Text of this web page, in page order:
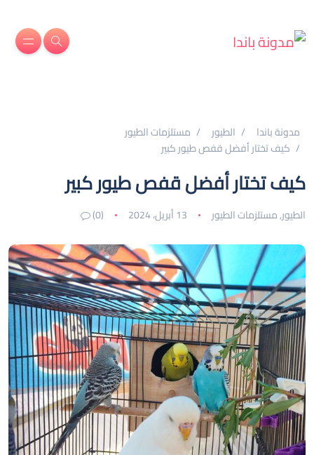
مدونة باندا الطيور
مستلزمات الطيور
كيف تختار أفضل قفص طيور كبير
كيف تختار أفضل قفص طيور كبير
الطيور,مستلزمات الطيور 13 أبريل، 2024 (0)